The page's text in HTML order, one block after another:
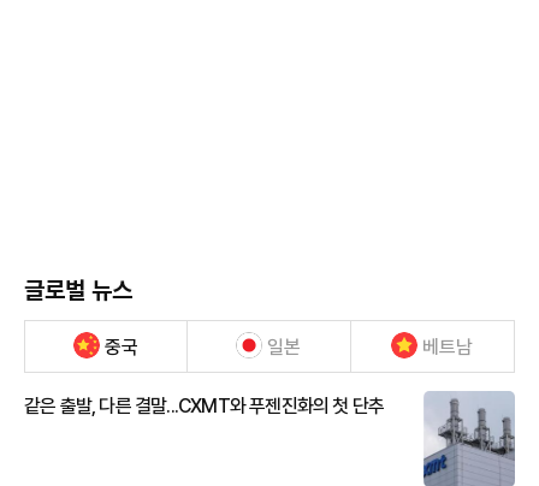
글로벌 뉴스
중국 일본 베트남
같은 출발, 다른 결말...CXMT와 푸젠진화의 첫 단추